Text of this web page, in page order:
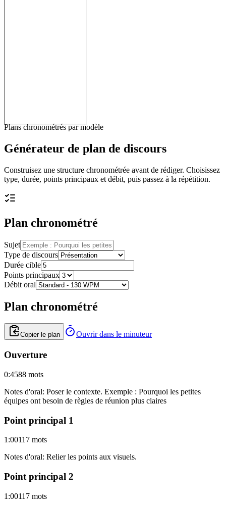
Plans chronométrés par modèle
Générateur de plan de discours
Construisez une structure chronométrée avant de rédiger. Choisissez
type, durée, points principaux et débit, puis passez à la répétition.
Plan chronométré
Sujet
Type de discours
Durée cible
Points principaux
Débit oral
Plan chronométré
Copier le plan Ouvrir dans le minuteur
Ouverture
0:4588 mots
Notes d'oral: Poser le contexte. Exemple : Pourquoi les petites
équipes ont besoin de règles de réunion plus claires
Point principal 1
1:00117 mots
Notes d'oral: Relier les points aux visuels.
Point principal 2
1:00117 mots